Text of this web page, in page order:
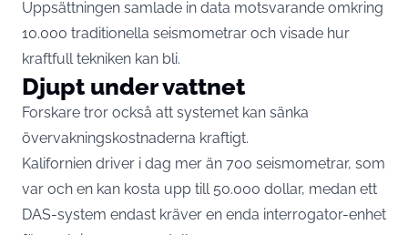
Uppsättningen samlade in data motsvarande omkring
10.000 traditionella seismometrar och visade hur
kraftfull tekniken kan bli.
Djupt under vattnet
Forskare tror också att systemet kan sänka
övervakningskostnaderna kraftigt.
Kalifornien driver i dag mer än 700 seismometrar, som
var och en kan kosta upp till 50.000 dollar, medan ett
DAS-system endast kräver en enda interrogator-enhet